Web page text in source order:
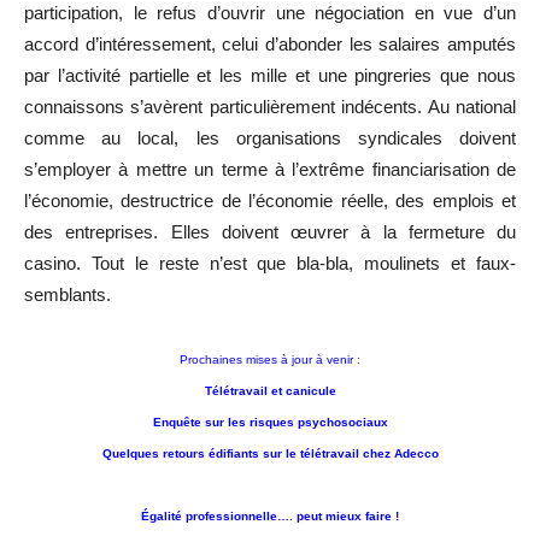
participation, le refus d’ouvrir une négociation en vue d’un
accord d’intéressement, celui d’abonder les salaires amputés
par l’activité partielle et les mille et une pingreries que nous
connaissons s’avèrent particulièrement indécents. Au national
comme au local, les organisations syndicales doivent
s’employer à mettre un terme à l’extrême financiarisation de
l’économie, destructrice de l’économie réelle, des emplois et
des entreprises. Elles doivent œuvrer à la fermeture du
casino. Tout le reste n’est que bla-bla, moulinets et faux-
semblants.
Prochaines mises à jour à venir :
Télétravail et canicule
Enquête sur les risques psychosociaux
Quelques retours édifiants sur le télétravail chez Adecco
Égalité professionnelle…. peut mieux faire !